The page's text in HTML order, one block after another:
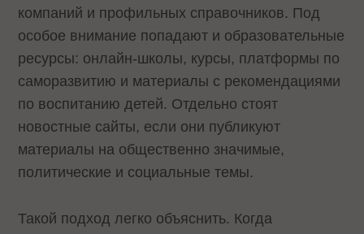
компаний и профильных справочников. Под
особое внимание попадают и образовательные
ресурсы: онлайн-школы, курсы, платформы по
саморазвитию и материалы с рекомендациями
по воспитанию детей. Отдельно стоят
новостные сайты, если они публикуют
материалы на общественно значимые,
политические и социальные темы.
Такой подход легко объяснить. Когда